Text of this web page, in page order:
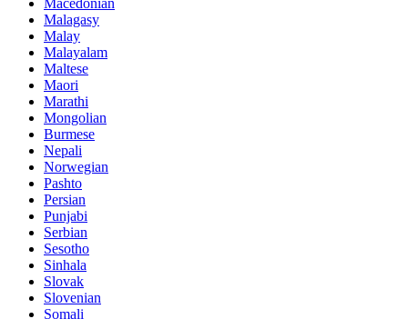
Macedonian
Malagasy
Malay
Malayalam
Maltese
Maori
Marathi
Mongolian
Burmese
Nepali
Norwegian
Pashto
Persian
Punjabi
Serbian
Sesotho
Sinhala
Slovak
Slovenian
Somali